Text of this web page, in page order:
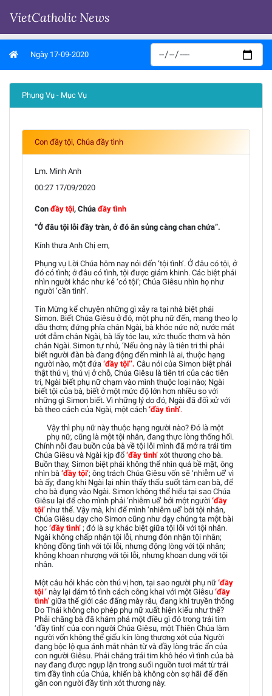
VietCatholic News
Ngày 17-09-2020
Phụng Vụ - Mục Vụ
Con đầy tội, Chúa đầy tình
Lm. Minh Anh
00:27 17/09/2020
Con đầy tội, Chúa đầy tình
“Ở đâu tội lỗi đầy tràn, ở đó ân sủng càng chan chứa”.
Kính thưa Anh Chị em,
Phụng vụ Lời Chúa hôm nay nói đến ‘tội tình’. Ở đâu có tội, ở
đó có tình; ở đâu có tình, tội được giảm khinh. Các biệt phái
nhìn người khác như kẻ ‘có tội’; Chúa Giêsu nhìn họ như
người ‘cần tình’.
Tin Mừng kể chuyện những gì xảy ra tại nhà biệt phái
Simon. Biết Chúa Giêsu ở đó, một phụ nữ đến, mang theo lọ
dầu thơm; đứng phía chân Ngài, bà khóc nức nở, nước mắt
ướt đẫm chân Ngài, bà lấy tóc lau, xức thuốc thơm và hôn
chân Ngài. Simon tự nhủ, ‘Nếu ông này là tiên tri thì phải
biết người đàn bà đang động đến mình là ai, thuộc hạng
người nào, một đứa ‘đầy tội’’. Câu nói của Simon biệt phái
thật thú vị, thú vị ở chỗ, Chúa Giêsu là tiên tri của các tiên
tri, Ngài biết phụ nữ chạm vào mình thuộc loại nào; Ngài
biết tội của bà, biết ở một mức độ lớn hơn nhiều so với
những gì Simon biết. Vì những lý do đó, Ngài đã đối xử với
bà theo cách của Ngài, một cách ‘đầy tình’.
Vậy thì phụ nữ này thuộc hạng người nào? Đó là một
phụ nữ, cũng là một tội nhân, đang thực lòng thống hối.
Chính nỗi đau buồn của bà về tội lỗi mình đã mở ra trái tim
Chúa Giêsu và Ngài kịp đổ ‘đầy tình’ xót thương cho bà.
Buồn thay, Simon biệt phái không thể nhìn quá bề mặt, ông
nhìn bà ‘đầy tội’; ông trách Chúa Giêsu vốn sẽ ‘nhiễm uế’ vì
bà ấy; đang khi Ngài lại nhìn thấy thấu suốt tâm can bà, để
cho bà đụng vào Ngài. Simon không thể hiểu tại sao Chúa
Giêsu lại để cho mình phải ‘nhiễm uế’ bởi một người ‘đầy
tội’ như thế. Vậy mà, khi để mình ‘nhiễm uế’ bởi tội nhân,
Chúa Giêsu dạy cho Simon cũng như dạy chúng ta một bài
học ‘đầy tình’ ; đó là sự khác biệt giữa tội lỗi với tội nhân.
Ngài không chấp nhận tội lỗi, nhưng đón nhận tội nhân;
không đồng tình với tội lỗi, nhưng động lòng với tội nhân;
không khoan nhượng với tội lỗi, nhưng khoan dung với tội
nhân.
Một câu hỏi khác còn thú vị hơn, tại sao người phụ nữ ‘đầy
tội ’ này lại dám tỏ tình cách công khai với một Giêsu ‘đầy
tình’ giữa thế giới các đấng mày râu, đang khi truyền thống
Do Thái không cho phép phụ nữ xuất hiện kiểu như thế?
Phải chăng bà đã khám phá một điều gì đó trong trái tim
‘đầy tình’ của con người Chúa Giêsu, một Thiên Chúa làm
người vốn không thể giấu kín lòng thương xót của Người
đang bộc lộ qua ánh mắt nhân từ và đầy lòng trắc ẩn của
con người Giêsu. Phải chăng trái tim khô héo vì tình của bà
nay đang được ngụp lặn trong suối nguồn tươi mát từ trái
tim đầy tình của Chúa, khiến bà không còn sợ hãi để đến
gần con người đầy tình xót thương này.